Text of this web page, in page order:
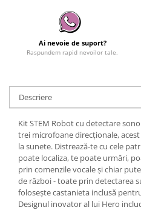
Ai nevoie de suport?
Raspundem rapid nevoilor tale.
Descriere
Kit STEM Robot cu detectare
trei microfoane direcționale,
la sunete. Distrează-te cu cele
poate localiza, te poate urmări,
prin comenzile vocale și chiar
de război - toate prin detectarea
folosește castanieta inclusă
Designul inovator al lui Hero